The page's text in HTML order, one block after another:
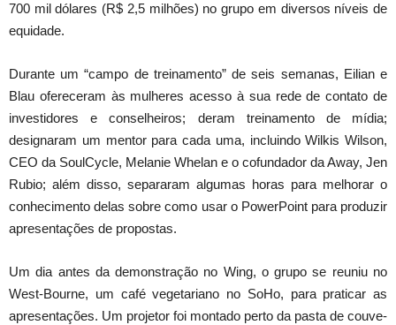
700 mil dólares (R$ 2,5 milhões) no grupo em diversos níveis de
equidade.
Durante um “campo de treinamento” de seis semanas, Eilian e
Blau ofereceram às mulheres acesso à sua rede de contato de
investidores e conselheiros; deram treinamento de mídia;
designaram um mentor para cada uma, incluindo Wilkis Wilson,
CEO da SoulCycle, Melanie Whelan e o cofundador da Away, Jen
Rubio; além disso, separaram algumas horas para melhorar o
conhecimento delas sobre como usar o PowerPoint para produzir
apresentações de propostas.
Um dia antes da demonstração no Wing, o grupo se reuniu no
West-Bourne, um café vegetariano no SoHo, para praticar as
apresentações. Um projetor foi montado perto da pasta de couve-